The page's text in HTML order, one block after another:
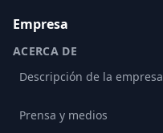
Empresa
ACERCA DE
Descripción de la empresa
Prensa y medios